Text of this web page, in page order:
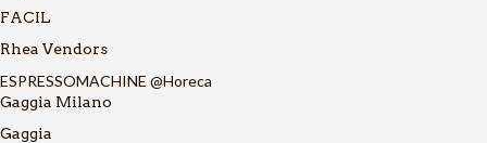
FACIL
Rhea Vendors
ESPRESSOMACHINE @Horeca
Gaggia Milano
Gaggia